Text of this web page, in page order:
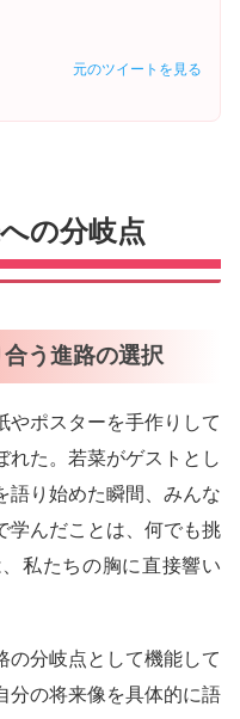
元のツイートを見る
の分岐点
う進路の選択
やポスターを手作りして
れた。若菜がゲストとし
語り始めた瞬間、みんな
学んだことは、何でも挑
私たちの胸に直接響い
の分岐点として機能して
分の将来像を具体的に語